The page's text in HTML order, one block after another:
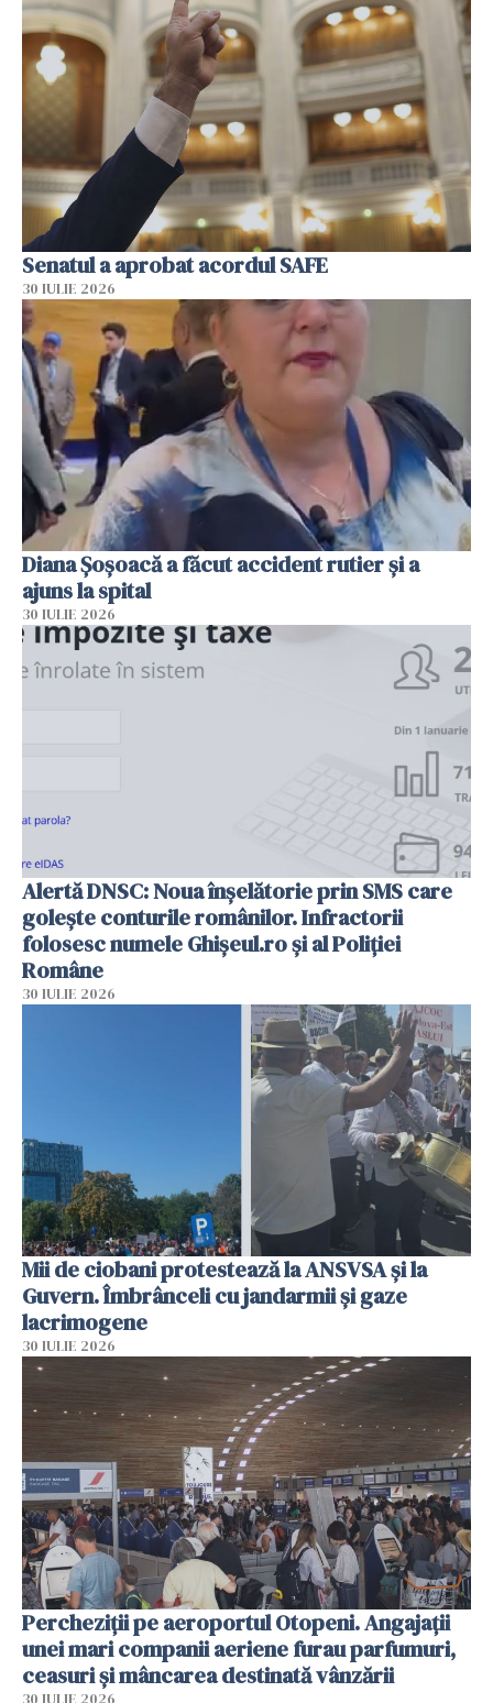
Senatul a aprobat acordul SAFE
30 IULIE 2026
Diana Șoșoacă a făcut accident rutier și a
ajuns la spital
30 IULIE 2026
Alertă DNSC: Noua înșelătorie prin SMS care
golește conturile românilor. Infractorii
folosesc numele Ghișeul.ro și al Poliției
Române
30 IULIE 2026
Mii de ciobani protestează la ANSVSA și la
Guvern. Îmbrânceli cu jandarmii și gaze
lacrimogene
30 IULIE 2026
Percheziții pe aeroportul Otopeni. Angajații
unei mari companii aeriene furau parfumuri,
ceasuri și mâncarea destinată vânzării
30 IULIE 2026